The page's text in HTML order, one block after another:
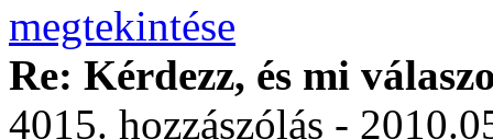
Re: Kérdezz, és mi
4015. hozzászólás -